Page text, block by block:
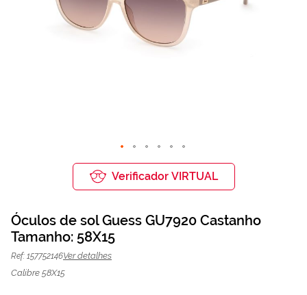
Óculos de sol Guess GU7920
Castanho | Mais Optica
Galeria
de
imagens
Verificador VIRTUAL
Óculos de sol Guess GU7920 Castanho
Tamanho: 58X15
Ref: 157752146Ver detalhes
Calibre 58X15